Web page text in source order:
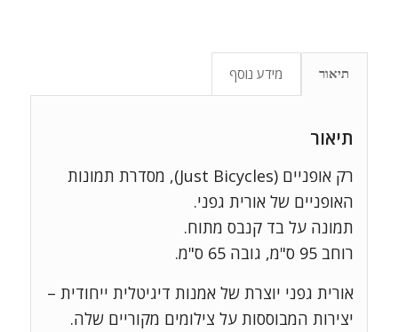
תיאור מידע נוסף
תיאור
רק אופניים (Just Bicycles), מסדרת תמונות
האופניים של אורית גפני.
תמונה על בד קנבס מתוח.
רוחב 95 ס"מ, גובה 65 ס"מ.
אורית גפני יוצרת של אמנות דיגיטלית ייחודית –
יצירות המבוססות על צילומים מקוריים שלה.